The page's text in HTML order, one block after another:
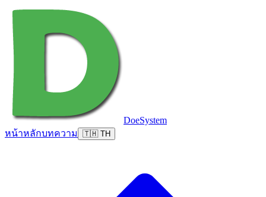
DoeSystem
หน้าหลักบทความ 🇹🇭 TH